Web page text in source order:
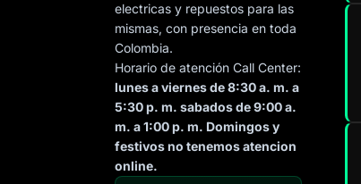
electricas y repuestos para las
mismas, con presencia en toda
Colombia.
Horario de atención Call Center:
lunes a viernes de 8:30 a. m. a
5:30 p. m. sabados de 9:00 a.
m. a 1:00 p. m. Domingos y
festivos no tenemos atencion
online.